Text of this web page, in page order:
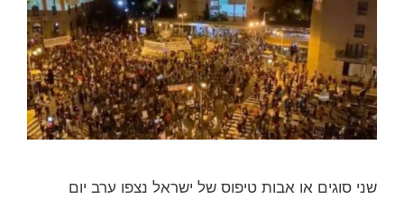
שני סוגים או אבות טיפוס של ישראל נצפו ערב יום